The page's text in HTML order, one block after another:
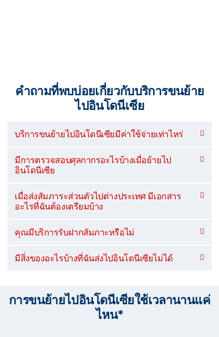
คำถามที่พบบ่อยเกี่ยวกับบริการขนย้าย
ไปอินโดนีเซีย
บริการขนย้ายไปอินโดนีเซียมีค่าใช้จ่ายเท่าไหร่
มีการตรวจสอบศุลกากรอะไรบ้างเมื่อย้ายไป
อินโดนีเซีย
เมื่อส่งสัมภาระส่วนตัวไปต่างประเทศ มีเอกสาร
อะไรที่ฉันต้องเตรียมบ้าง
คุณมีบริการรับฝากสัมภาะหรือไม่
มีสิ่งของอะไรบ้างที่ฉันส่งไปอินโดนีเซียไม่ได้
การขนย้ายไปอินโดนีเซียใช้เวลานานแค่
ไหน*